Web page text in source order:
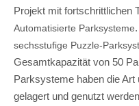
Projekt mit fortschrittlichen
Automatisierte Parksysteme
sechsstufige Puzzle-
Gesamtkapazität von 50
Parksysteme haben die
gelagert und genutzt